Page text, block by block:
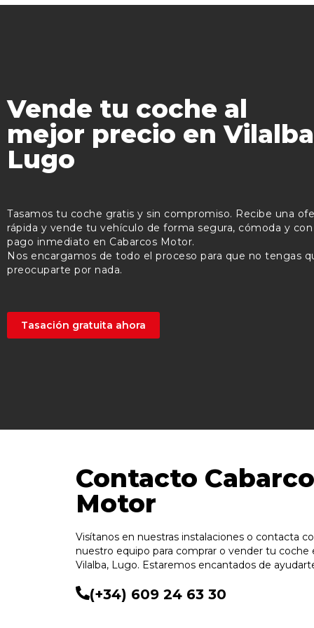
Vende tu coche al
mejor precio en
Lugo
Tasamos tu coche gratis y sin compromiso. Recibe una
rápida y vende tu vehículo de forma segura, cómoda y con
pago inmediato en Cabarcos Motor.
Nos encargamos de todo el proceso para que no tengas
preocuparte por nada.
Tasación gratuita ahora
Contacto
Motor
Visítanos en nuestras instalaciones o contacta
nuestro equipo para comprar o vender tu coche
Vilalba, Lugo. Estaremos encantados de
(+34) 609 24 63 30